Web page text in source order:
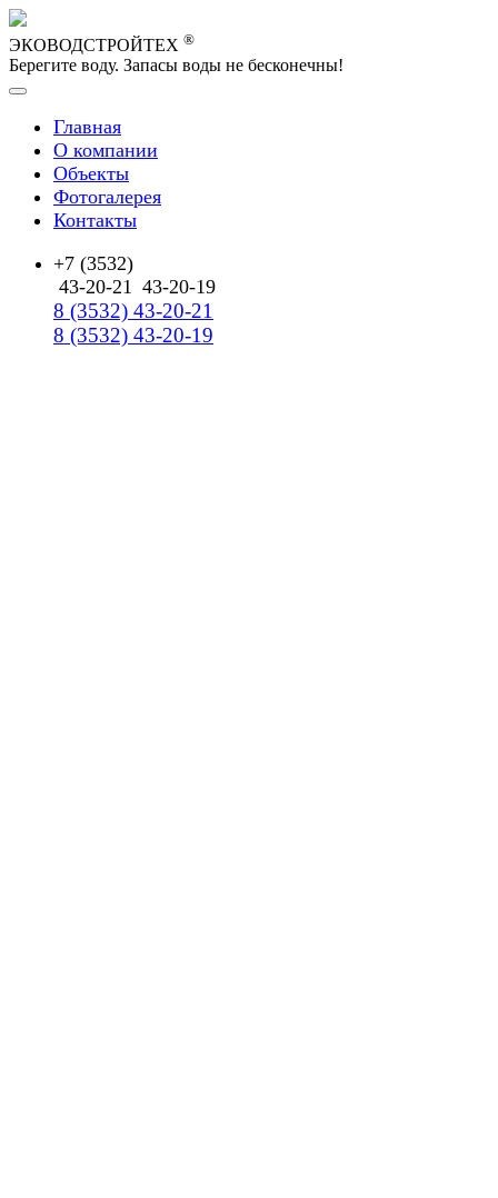
ЭКОВОДСТРОЙТЕХ ®
Берегите воду. Запасы воды не бесконечны!
Главная
О компании
Объекты
Фотогалерея
Контакты
+7 (3532)
43-20-21 43-20-19
8 (3532) 43-20-21
8 (3532) 43-20-19